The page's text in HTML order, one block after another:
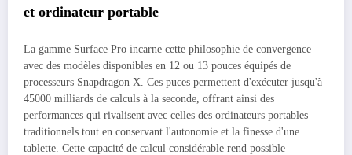
et ordinateur portable
La gamme Surface Pro incarne cette philosophie de convergence
avec des modèles disponibles en 12 ou 13 pouces équipés de
processeurs Snapdragon X. Ces puces permettent d'exécuter jusqu'à
45000 milliards de calculs à la seconde, offrant ainsi des
performances qui rivalisent avec celles des ordinateurs portables
traditionnels tout en conservant l'autonomie et la finesse d'une
tablette. Cette capacité de calcul considérable rend possible